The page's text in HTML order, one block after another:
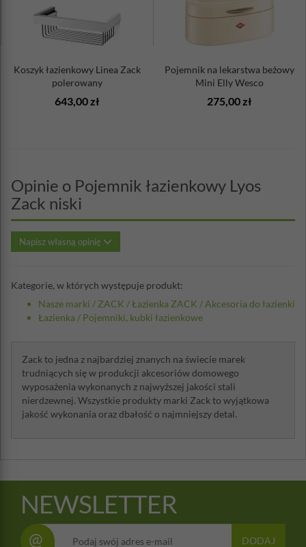
Koszyk łazienkowy Linea Zack
polerowany
643,00 zł
Pojemnik na lekarstwa beżowy
Mini Elly Wesco
275,00 zł
Opinie o Pojemnik łazienkowy Lyos
Zack niski
Napisz własną opinię
Kategorie, w których występuje produkt:
Nasze marki / ZACK /Łazienka ZACK /Akcesoria do łazienki
Łazienka / Pojemniki, kubki łazienkowe
Zack to jedna z najbardziej znanych na świecie marek
trudniących się w produkcji akcesoriów domowego
wyposażenia wykonanych z najwyższej jakości stali
nierdzewnej. Wszystkie produkty marki Zack to wyjątkowa
jakość wykonania oraz dbałość o najmniejszy detal.
NEWSLETTER
@ DODAJ